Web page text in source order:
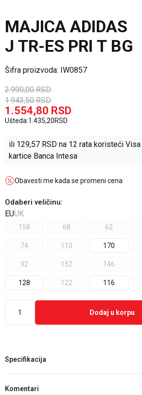
MAJICA ADIDAS
J TR-ES PRI T BG
Šifra proizvoda: IW0857
2.990,00 RSD
1.943,50 RSD
1.554,80 RSD
Ušteda:1.435,20RSD
ili 129,57 RSD na 12 rata koristeći
kartice Banca Intesa
Obavesti me kada se promeni cena
Odaberi veličinu:
EUUK
158
68 62
74 110 170
92 152 146
128 122 116
Dodaj u korpu
Specifikacija
Komentari